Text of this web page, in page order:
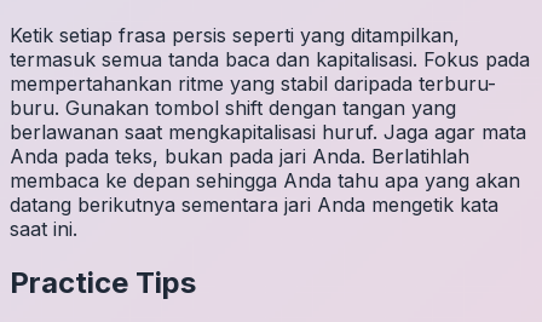
Ketik setiap frasa persis seperti yang ditampilkan,
termasuk semua tanda baca dan kapitalisasi. Fokus pada
mempertahankan ritme yang stabil daripada terburu-
buru. Gunakan tombol shift dengan tangan yang
berlawanan saat mengkapitalisasi huruf. Jaga agar mata
Anda pada teks, bukan pada jari Anda. Berlatihlah
membaca ke depan sehingga Anda tahu apa yang akan
datang berikutnya sementara jari Anda mengetik kata
saat ini.
Practice Tips